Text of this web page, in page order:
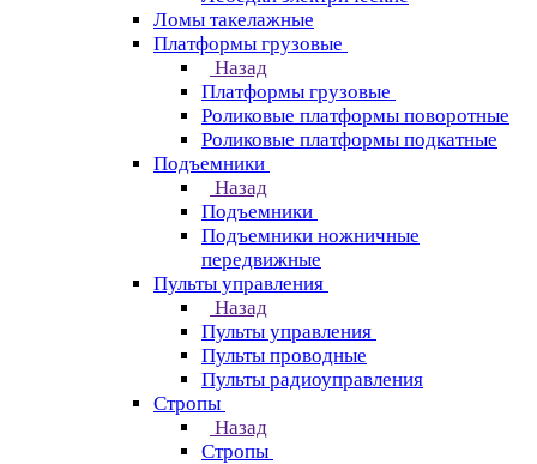
Ломы такелажные
Платформы грузовые
Назад
Платформы грузовые
Роликовые платформы поворотные
Роликовые платформы подкатные
Подъемники
Назад
Подъемники
Подъемники ножничные
передвижные
Пульты управления
Назад
Пульты управления
Пульты проводные
Пульты радиоуправления
Стропы
Назад
Стропы